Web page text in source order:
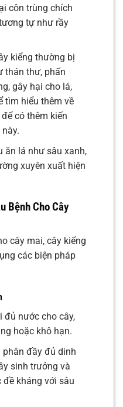
côn trùng chích
tự như rầy
kiểng thường bị
thán thư, phấn
gây hại cho lá,
tìm hiểu thêm về
để có thêm kiến
ăn lá như sâu xanh,
xuyên xuất hiện
Bệnh Cho Cây
cây mai, cây kiểng
các biện pháp
nước cho cây,
hoặc khô hạn.
đầy đủ dinh
sinh trưởng và
kháng với sâu